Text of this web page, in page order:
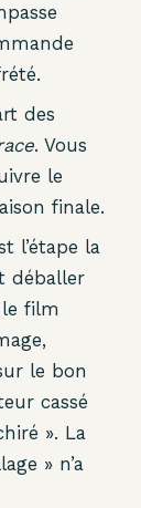
des
. Vous
le
finale.
l’étape la
déballer
film
le bon
cassé
». La
» n’a